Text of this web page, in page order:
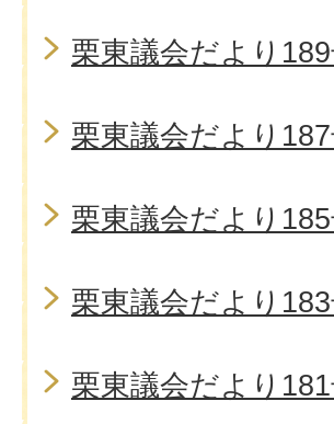
栗東議会だより
栗東議会だより
栗東議会だより
栗東議会だより
栗東議会だより